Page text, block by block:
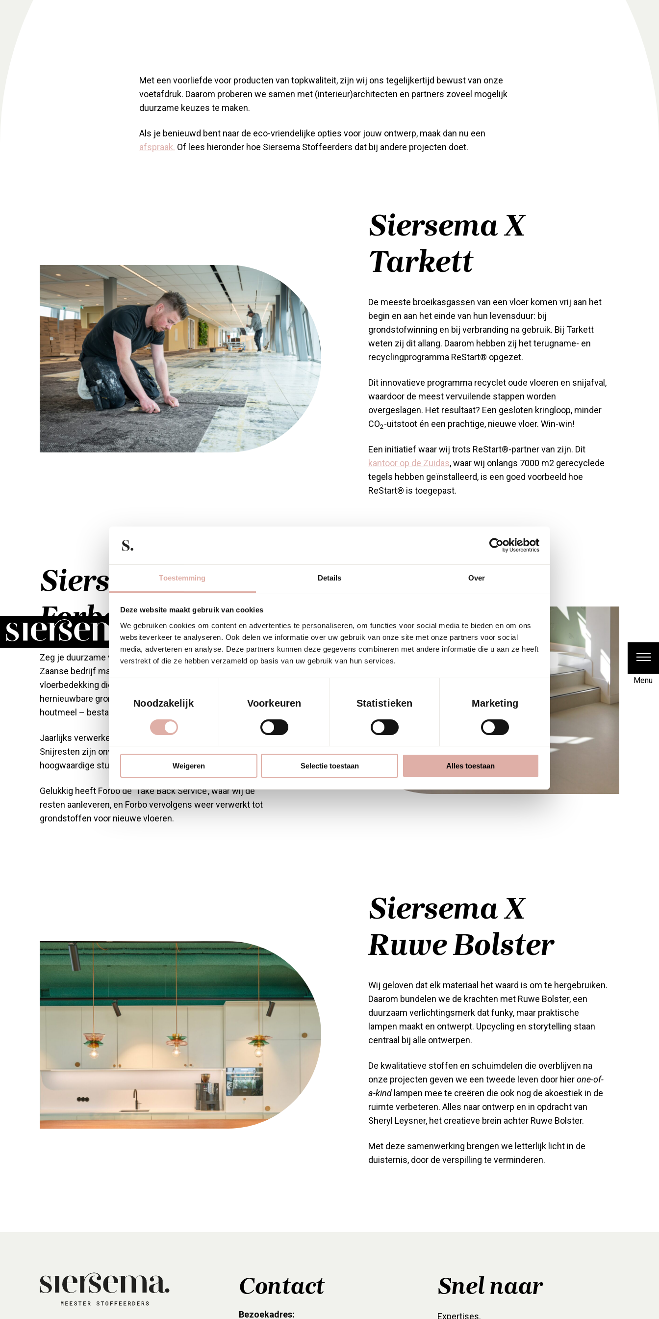
Toestemming Details Over
Deze website maakt gebruik van cookies
We gebruiken cookies om content en advertenties te personaliseren, om functies voor social media te bieden en om ons
websiteverkeer te analyseren. Ook delen we informatie over uw gebruik van onze site met onze partners voor social
media, adverteren en analyse. Deze partners kunnen deze gegevens combineren met andere informatie die u aan ze heeft
verstrekt of die ze hebben verzameld op basis van uw gebruik van hun services.
Toestemmingsselectie
Noodzakelijk Voorkeuren Statistieken Marketing
Weigeren Selectie toestaan Alles toestaan
Menu
Met een voorliefde voor producten van topkwaliteit, zijn wij ons tegelijkertijd bewust van onze
voetafdruk. Daarom proberen we samen met (interieur)architecten en partners zoveel mogelijk
duurzame keuzes te maken.
Als je benieuwd bent naar de eco-vriendelijke opties voor jouw ontwerp, maak dan nu een
afspraak. Of lees hieronder hoe Siersema Stoffeerders dat bij andere projecten doet.
Siersema X
Tarkett
De meeste broeikasgassen van een vloer komen vrij aan het
begin en aan het einde van hun levensduur: bij
grondstofwinning en bij verbranding na gebruik. Bij Tarkett
weten zij dit allang. Daarom hebben zij het terugname- en
recyclingprogramma ReStart® opgezet.
Dit innovatieve programma recyclet oude vloeren en snijafval,
waardoor de meest vervuilende stappen worden
overgeslagen. Het resultaat? Een gesloten kringloop, minder
CO2-uitstoot én een prachtige, nieuwe vloer. Win-win!
Een initiatief waar wij trots ReStart®-partner van zijn. Dit
kantoor op de Zuidas, waar wij onlangs 7000 m2 gerecyclede
tegels hebben geïnstalleerd, is een goed voorbeeld hoe
ReStart® is toegepast.
Siersema X
Forbo Flooring
Zeg je duurzame vloeren, dan zeg je Forbo Flooring. Dit
Zaanse bedrijf maakt al 125 jaar Marmoleum, een linoleum
vloerbedekking die voor bijna 100% uit natuurlijke,
hernieuwbare grondstoffen – zoals lijnolie, hars, kalk en
houtmeel – bestaat.
Jaarlijks verwerken we duizenden m2 vloeren van Forbo.
Snijresten zijn onvermijdelijk, maar het is zonde om
hoogwaardige stukken Marmoleum weg te gooien.
Gelukkig heeft Forbo de ‘Take Back Service’, waar wij de
resten aanleveren, en Forbo vervolgens weer verwerkt tot
grondstoffen voor nieuwe vloeren.
Siersema X
Ruwe Bolster
Wij geloven dat elk materiaal het waard is om te hergebruiken.
Daarom bundelen we de krachten met Ruwe Bolster, een
duurzaam verlichtingsmerk dat funky, maar praktische
lampen maakt en ontwerpt. Upcycling en storytelling staan
centraal bij alle ontwerpen.
De kwalitatieve stoffen en schuimdelen die overblijven na
onze projecten geven we een tweede leven door hierone-of-
a-kindlampen mee te creëren die ook nog de akoestiek in de
ruimte verbeteren. Alles naar ontwerp en in opdracht van
Sheryl Leysner, het creatieve brein achter Ruwe Bolster.
Met deze samenwerking brengen we letterlijk licht in de
duisternis, door de verspilling te verminderen.
Contact
Bezoekadres:
Snel naar
Expertises.